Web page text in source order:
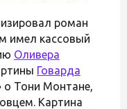
роман
имел кассовый
Оливера
Говарда
о Тони Монтане,
Картина